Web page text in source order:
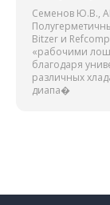
Семенов Ю.В., АК
Bitzer и
«рабочими
благодаря
различных
диапа�